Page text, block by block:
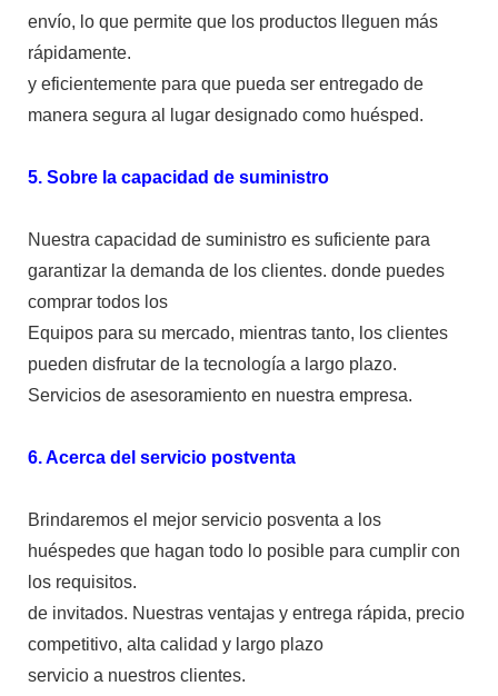
envío, lo que permite que los productos lleguen más
rápidamente.
y eficientemente para que pueda ser entregado de
manera segura al lugar designado como huésped.
5. Sobre la capacidad de suministro
Nuestra capacidad de suministro es suficiente para
garantizar la demanda de los clientes. donde puedes
comprar todos los
Equipos para su mercado, mientras tanto, los clientes
pueden disfrutar de la tecnología a largo plazo.
Servicios de asesoramiento en nuestra empresa.
6. Acerca del servicio postventa
Brindaremos el mejor servicio posventa a los
huéspedes que hagan todo lo posible para cumplir con
los requisitos.
de invitados. Nuestras ventajas y entrega rápida, precio
competitivo, alta calidad y largo plazo
servicio a nuestros clientes.